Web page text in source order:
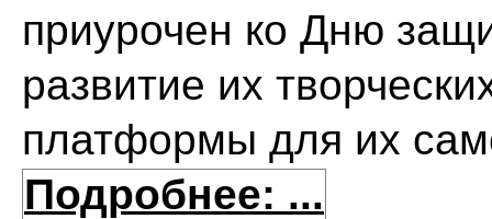
приурочен ко Дню
развитие их
платформы для их
Подробнее: ...